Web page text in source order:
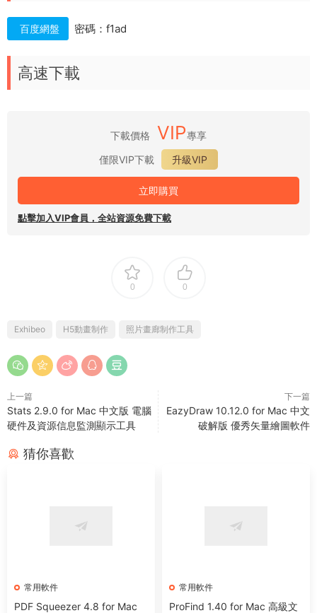
百度網盤 密碼：f1ad
高速下載
下載價格 VIP專享
僅限VIP下載
升級VIP
立即購買
點擊加入VIP會員，全站資源免費下載
0 0
Exhibeo H5動畫制作 照片畫廊制作工具
上一篇
Stats 2.9.0 for Mac 中文版 電腦
硬件及資源信息監測顯示工具
下一篇
EazyDraw 10.12.0 for Mac 中文
破解版 優秀矢量繪圖軟件
猜你喜歡
常用軟件
PDF Squeezer 4.8 for Mac
常用軟件
ProFind 1.40 for Mac 高級文